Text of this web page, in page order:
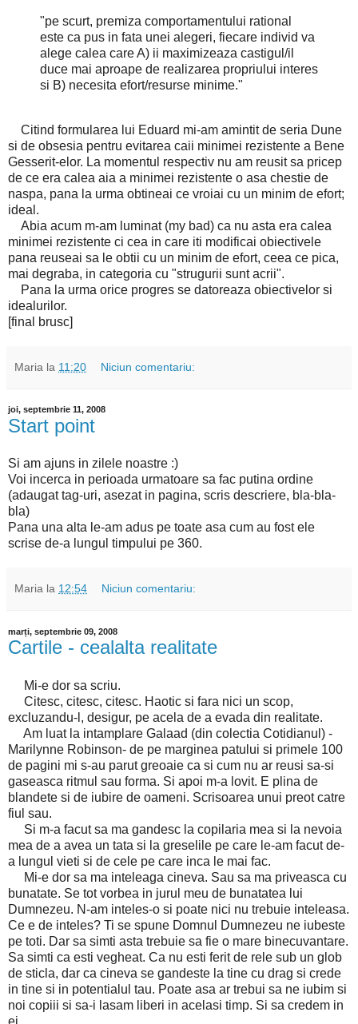
"pe scurt, premiza comportamentului rational
este ca pus in fata unei alegeri, fiecare individ va
alege calea care A) ii maximizeaza castigul/il
duce mai aproape de realizarea propriului interes
si B) necesita efort/resurse minime."
Citind formularea lui Eduard mi-am amintit de seria Dune
si de obsesia pentru evitarea caii minimei rezistente a Bene
Gesserit-elor. La momentul respectiv nu am reusit sa pricep
de ce era calea aia a minimei rezistente o asa chestie de
naspa, pana la urma obtineai ce vroiai cu un minim de efort;
ideal.
Abia acum m-am luminat (my bad) ca nu asta era calea
minimei rezistente ci cea in care iti modificai obiectivele
pana reuseai sa le obtii cu un minim de efort, ceea ce pica,
mai degraba, in categoria cu "strugurii sunt acrii".
Pana la urma orice progres se datoreaza obiectivelor si
idealurilor.
[final brusc]
Maria la 11:20 Niciun comentariu:
joi, septembrie 11, 2008
Start point
Si am ajuns in zilele noastre :)
Voi incerca in perioada urmatoare sa fac putina ordine
(adaugat tag-uri, asezat in pagina, scris descriere, bla-bla-
bla)
Pana una alta le-am adus pe toate asa cum au fost ele
scrise de-a lungul timpului pe 360.
Maria la 12:54 Niciun comentariu:
marți, septembrie 09, 2008
Cartile - cealalta realitate
Mi-e dor sa scriu.
Citesc, citesc, citesc. Haotic si fara nici un scop,
excluzandu-l, desigur, pe acela de a evada din realitate.
Am luat la intamplare Galaad (din colectia Cotidianul) -
Marilynne Robinson- de pe marginea patului si primele 100
de pagini mi s-au parut greoaie ca si cum nu ar reusi sa-si
gaseasca ritmul sau forma. Si apoi m-a lovit. E plina de
blandete si de iubire de oameni. Scrisoarea unui preot catre
fiul sau.
Si m-a facut sa ma gandesc la copilaria mea si la nevoia
mea de a avea un tata si la greselile pe care le-am facut de-
a lungul vieti si de cele pe care inca le mai fac.
Mi-e dor sa ma inteleaga cineva. Sau sa ma priveasca cu
bunatate. Se tot vorbea in jurul meu de bunatatea lui
Dumnezeu. N-am inteles-o si poate nici nu trebuie inteleasa.
Ce e de inteles? Ti se spune Domnul Dumnezeu ne iubeste
pe toti. Dar sa simti asta trebuie sa fie o mare binecuvantare.
Sa simti ca esti vegheat. Ca nu esti ferit de rele sub un glob
de sticla, dar ca cineva se gandeste la tine cu drag si crede
in tine si in potentialul tau. Poate asa ar trebui sa ne iubim si
noi copiii si sa-i lasam liberi in acelasi timp. Si sa credem in
ei.